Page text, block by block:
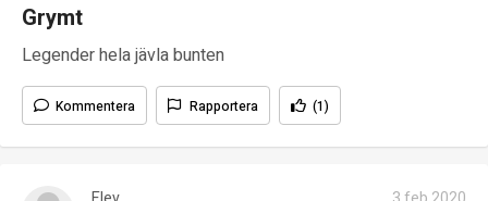
Grymt
Legender hela jävla bunten
Kommentera Rapportera (1)